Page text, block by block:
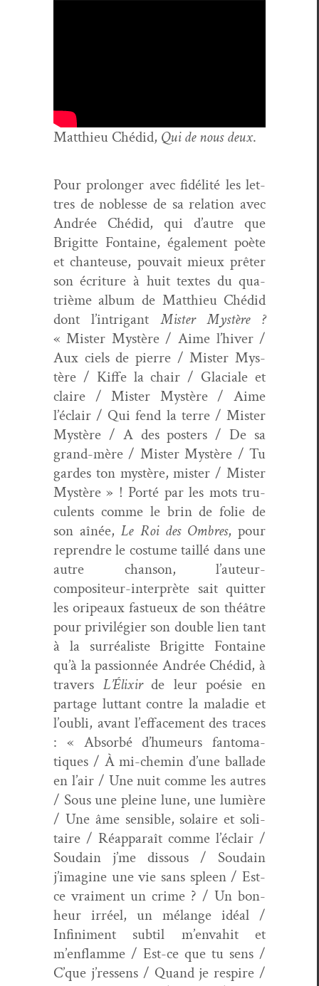
Matthieu Ché­did, Qui de nous deux.
Pour pro­longer avec fidél­ité les let­
tres de noblesse de sa rela­tion avec
Andrée Ché­did, qui d’autre que
Brigitte Fontaine, égale­ment poète
et chanteuse, pou­vait mieux prêter
son écri­t­ure à huit textes du qua­
trième album de Matthieu Ché­did
dont l’intrigantMis­ter Mys­tère ?
« Mis­ter Mys­tère / Aime l’hiver /
Aux ciels de pierre / Mis­ter Mys­
tère / Kiffe la chair / Glaciale et
claire / Mis­ter Mys­tère / Aime
l’éclair / Qui fend la terre / Mis­ter
Mys­tère / A des posters / De sa
grand-mère / Mis­ter Mys­tère / Tu
gardes ton mys­tère, mis­ter / Mis­ter
Mys­tère » ! Porté par les mots tru­
cu­lents comme le brin de folie de
son aînée,Le Roi des Ombres, pour
repren­dre le cos­tume tail­lé dans une
autre chan­son, l’auteur-
compositeur-interprète sait quit­ter
les ori­peaux fastueux de son théâtre
pour priv­ilégi­er son dou­ble lien tant
à la sur­réal­iste Brigitte Fontaine
qu’à la pas­sion­née Andrée Ché­did, à
tra­vers L’Élixirde leur poésie en
partage lut­tant con­tre la mal­adie et
l’oubli, avant l’effacement des traces
: « Absorbé d’humeurs fan­toma­
tiques / À mi-chemin d’une bal­lade
en l’air / Une nuit comme les autres
/ Sous une pleine lune, une lumière
/ Une âme sen­si­ble, solaire et soli­
taire / Réap­pa­raît comme l’éclair /
Soudain j’me dis­sous / Soudain
j’imagine une vie sans spleen / Est-
ce vrai­ment un crime ? / Un bon­
heur irréel, un mélange idéal /
Infin­i­ment sub­til m’envahit et
m’enflamme / Est-ce que tu sens /
C’que j’ressens / Quand je respire /